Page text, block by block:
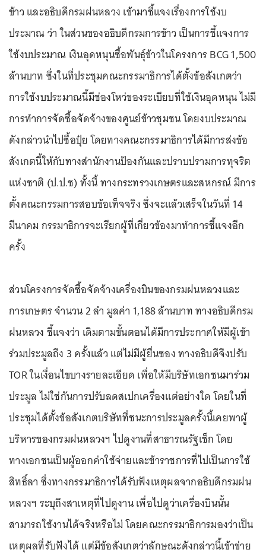
ข้าว และอธิบดีกรมฝนหลวง เข้ามาชี้แจงเรื่องการใช้งบ
ประมาณ ว่า ในส่วนของอธิบดีกรมการข้าว เป็นการชี้แจงการ
ใช้งบประมาณ เงินอุดหนุนซื้อพันธุ์ข้าวในโครงการ BCG 1,500
ล้านบาท ซึ่งในที่ประชุมคณะกรรมาธิการได้ตั้งข้อสังเกตว่า
การใช้งบประมาณนี้มีช่องโหว่ของระเบียบที่ใช้เงินอุดหนุน ไม่มี
การทำการจัดซื้อจัดจ้างของศูนย์ข้าวชุมชน โดยงบประมาณ
ดังกล่าวนำไปซื้อปุ๋ย โดยทางคณะกรรมาธิการได้มีการส่งข้อ
สังเกตนี้ให้กับทางสำนักงานป้องกันและปราบปรามการทุจริต
แห่งชาติ (ป.ป.ช) ทั้งนี้ ทางกระทรวงเกษตรและสหกรณ์ มีการ
ตั้งคณะกรรมการสอบข้อเท็จจริง ซึ่งจะแล้วเสร็จในวันที่ 14
มีนาคม กรรมาธิการจะเรียกผู้ที่เกี่ยวข้องมาทำการชี้แจงอีก
ครั้ง
ส่วนโครงการจัดซื้อจัดจ้างเครื่องบินของกรมฝนหลวงและ
การเกษตร จำนวน 2 ลำ มูลค่า 1,188 ล้านบาท ทางอธิบดีกรม
ฝนหลวง ชี้แจงว่า เดิมตามขั้นตอนได้มีการประกาศให้มีผู้เข้า
ร่วมประมูลถึง 3 ครั้งแล้ว แต่ไม่มีผู้ยื่นซอง ทางอธิบดีจึงปรับ
TOR ในเงื่อนไขบางรายละเอียด เพื่อให้มีบริษัทเอกชนมาร่วม
ประมูล ไม่ใช่กันการปรับลดสเปกเครื่องแต่อย่างใด โดยในที่
ประชุมได้ตั้งข้อสังเกตบริษัทที่ชนะการประมูลครั้งนี้เคยพาผู้
บริหารของกรมฝนหลวงฯ ไปดูงานที่สาธารณรัฐเช็ก โดย
ทางเอกชนเป็นผู้ออกค่าใช้จ่ายและข้าราชการที่ไปเป็นการใช้
สิทธิ์ลา ซึ่งทางกรรมาธิการได้รับฟังเหตุผลจากอธิบดีกรมฝน
หลวงฯ ระบุถึงสาเหตุที่ไปดูงาน เพื่อไปดูว่าเครื่องบินนั้น
สามารถใช้งานได้จริงหรือไม่ โดยคณะกรรมาธิการมองว่าเป็น
เหตุผลที่รับฟังได้ แต่มีข้อสังเกตว่าลักษณะดังกล่าวนี้เข้าข่าย